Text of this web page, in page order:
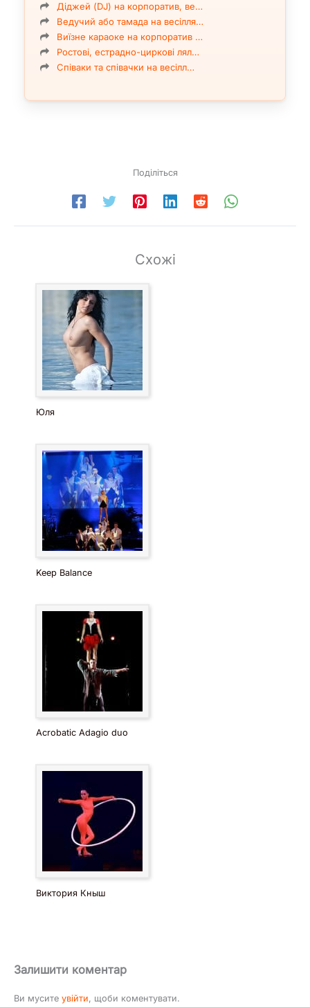
Діджей (DJ) на корпоратив, ве…
Ведучий або тамада на весілля…
Виїзне караоке на корпоратив …
Ростові, естрадно-циркові лял…
Співаки та співачки на весілл…
Поділіться
Схожі
Юля
Keep Balance
Acrobatic Adagio duo
Виктория Кныш
Залишити коментар
Ви мусите увійти, щоби коментувати.